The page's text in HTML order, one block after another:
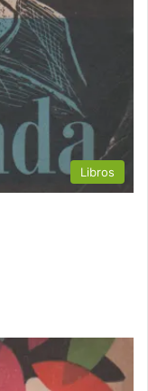
Libros